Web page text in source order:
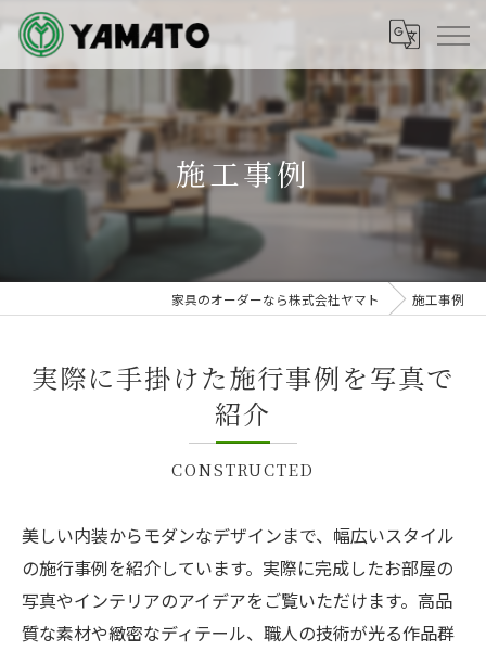
施工事例
家具のオーダーなら株式会社ヤマト 施工事例
実際に手掛けた施行事例を写真で
紹介
CONSTRUCTED
美しい内装からモダンなデザインまで、幅広いスタイル
の施行事例を紹介しています。実際に完成したお部屋の
写真やインテリアのアイデアをご覧いただけます。高品
質な素材や緻密なディテール、職人の技術が光る作品群